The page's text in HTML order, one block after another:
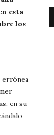
esta
los
errónea
en su